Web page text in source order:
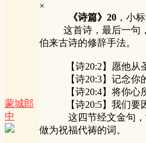
蒙城郎
中
×
《诗篇》20 ，小
这首诗，最后一句，
伯来古诗的修辞手法。
【诗20:2】愿他
【诗20:3】记念你的
【诗20:4】将你心所
【诗20:5】我们要因
这四节经文金句，常
做为祝福代祷的词。